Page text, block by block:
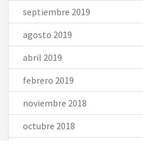
septiembre 2019
agosto 2019
abril 2019
febrero 2019
noviembre 2018
octubre 2018